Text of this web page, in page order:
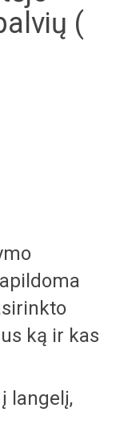
(
ką ir kas
langelį,